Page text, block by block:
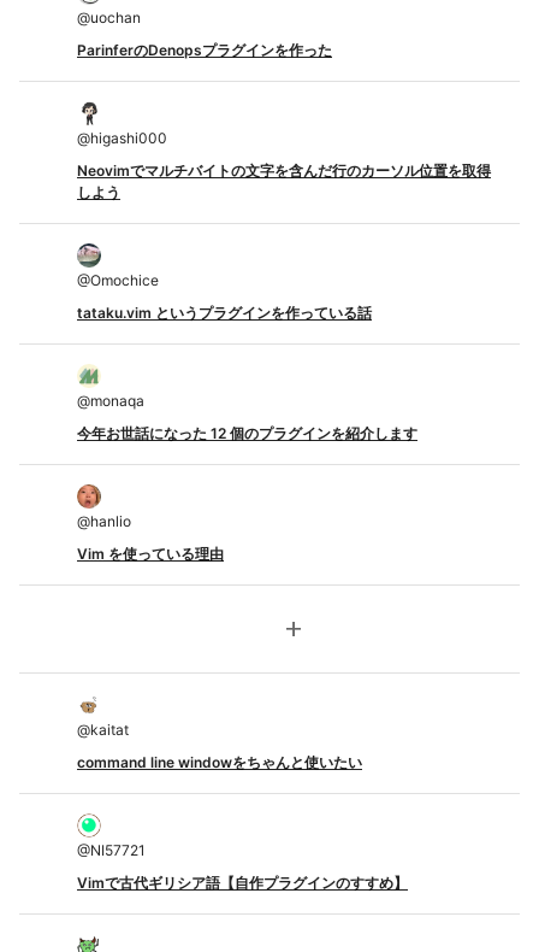
@uochan
ParinferのDenopsプラグインを作った
@higashi000
Neovimでマルチバイトの文字を含んだ行のカーソル位置を取得
しよう
@Omochice
tataku.vim というプラグインを作っている話
@monaqa
今年お世話になった 12 個のプラグインを紹介します
@hanlio
Vim を使っている理由
add
@kaitat
command line windowをちゃんと使いたい
@NI57721
Vimで古代ギリシア語【自作プラグインのすすめ】